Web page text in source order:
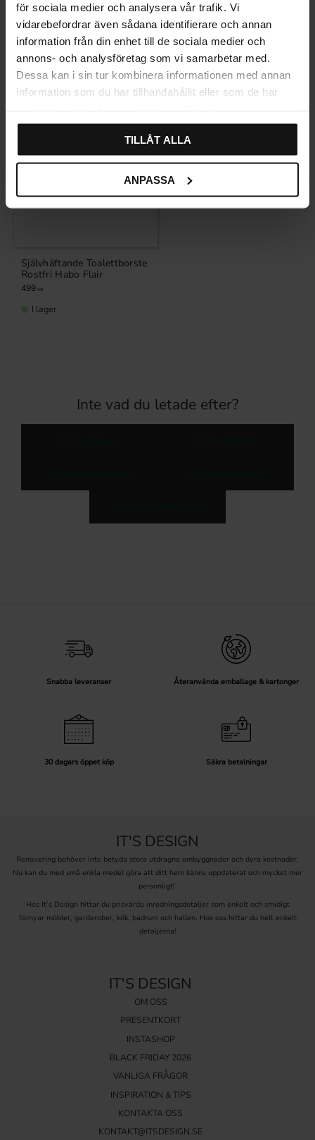
för sociala medier och analysera vår trafik. Vi
vidarebefordrar även sådana identifierare och annan
information från din enhet till de sociala medier och
annons- och analysföretag som vi samarbetar med.
Dessa kan i sin tur kombinera informationen med annan
information som du har tillhandahållit eller som de har
TILLÅT ALLA
ANPASSA
Självhäftande Krokrad
Rostfri Habo Flair
I lager
Självhäftande Dubbelkrok
Rostfri Habo Flair
I lager
Självhäftande Toalettborste
Rostfri Habo Flair
499 KR
I lager
Inte vad du letade efter?
Snabba leveranser Återanvända emballage & kartonger
30 dagars öppet köp Säkra betalningar
IT'S DESIGN
Renovering behöver inte betyda stora utdragna ombyggnader och dyra kostnader.
Nu kan du med små enkla medel göra att ditt hem känns uppdaterat och mycket mer
personligt!
Hos It’s Design hittar du prisvärda inredningsdetaljer som enkelt och smidigt
förnyar möbler, garderober, kök, badrum och hallen. Hos oss hittar du helt enkelt
detaljerna!
IT'S DESIGN
OM OSS
PRESENTKORT
INSTASHOP
BLACK FRIDAY 2026
VANLIGA FRÅGOR
INSPIRATION & TIPS
KONTAKTA OSS
KONTAKT@ITSDESIGN.SE